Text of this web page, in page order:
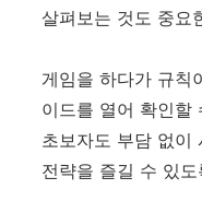
살펴보는 것도 중요
게임을 하다가 규칙
이드를 열어 확인할
초보자도 부담 없이
전략을 즐길 수 있